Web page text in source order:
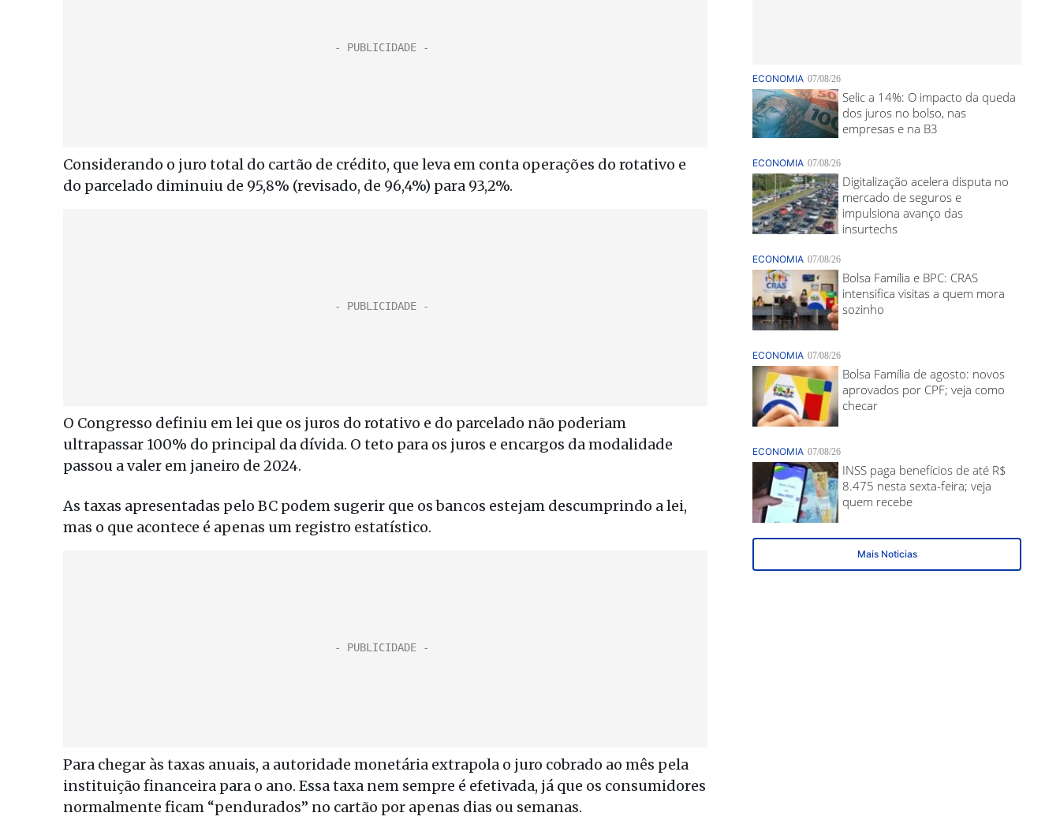
Considerando o juro total do cartão de crédito, que leva em conta operações do rotativo e
do parcelado diminuiu de 95,8% (revisado, de 96,4%) para 93,2%.
O Congresso definiu em lei que os juros do rotativo e do parcelado não poderiam
ultrapassar 100% do principal da dívida. O teto para os juros e encargos da modalidade
passou a valer em janeiro de 2024.
As taxas apresentadas pelo BC podem sugerir que os bancos estejam descumprindo a lei,
mas o que acontece é apenas um registro estatístico.
Para chegar às taxas anuais, a autoridade monetária extrapola o juro cobrado ao mês pela
instituição financeira para o ano. Essa taxa nem sempre é efetivada, já que os consumidores
normalmente ficam “pendurados” no cartão por apenas dias ou semanas.